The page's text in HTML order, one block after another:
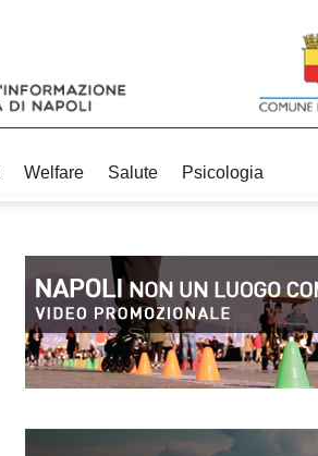
Welfare Salute Psicologia